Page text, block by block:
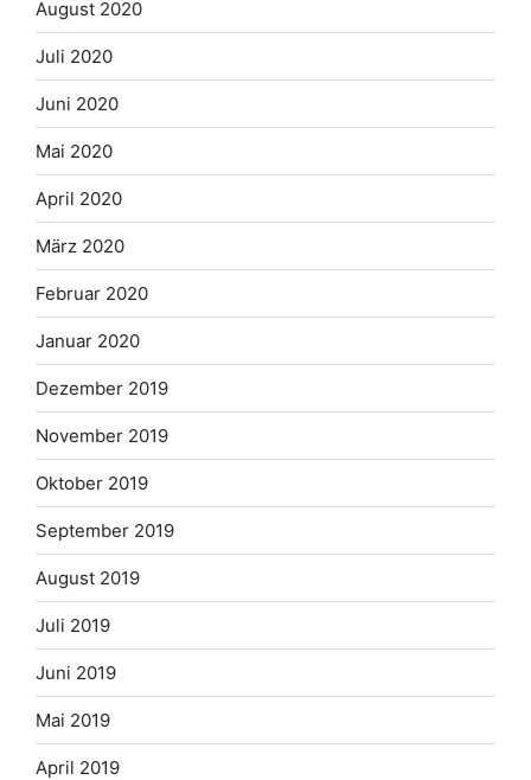
August 2020
Juli 2020
Juni 2020
Mai 2020
April 2020
März 2020
Februar 2020
Januar 2020
Dezember 2019
November 2019
Oktober 2019
September 2019
August 2019
Juli 2019
Juni 2019
Mai 2019
April 2019